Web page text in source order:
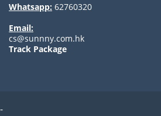
Whatsapp: 62760320
Email:
cs@sunnny.com.hk
Track Package
-